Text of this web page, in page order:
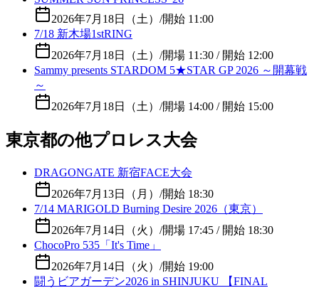
2026年7月18日（土） /開始 11:00
7/18 新木場1stRING
2026年7月18日（土） /開場 11:30 / 開始 12:00
Sammy presents STARDOM 5★STAR GP 2026 ～開幕戦
～
2026年7月18日（土） /開場 14:00 / 開始 15:00
東京都の他プロレス大会
DRAGONGATE 新宿FACE大会
2026年7月13日（月） /開始 18:30
7/14 MARIGOLD Burning Desire 2026（東京）
2026年7月14日（火） /開場 17:45 / 開始 18:30
ChocoPro 535「It's Time」
2026年7月14日（火） /開始 19:00
闘うビアガーデン2026 in SHINJUKU 【FINAL